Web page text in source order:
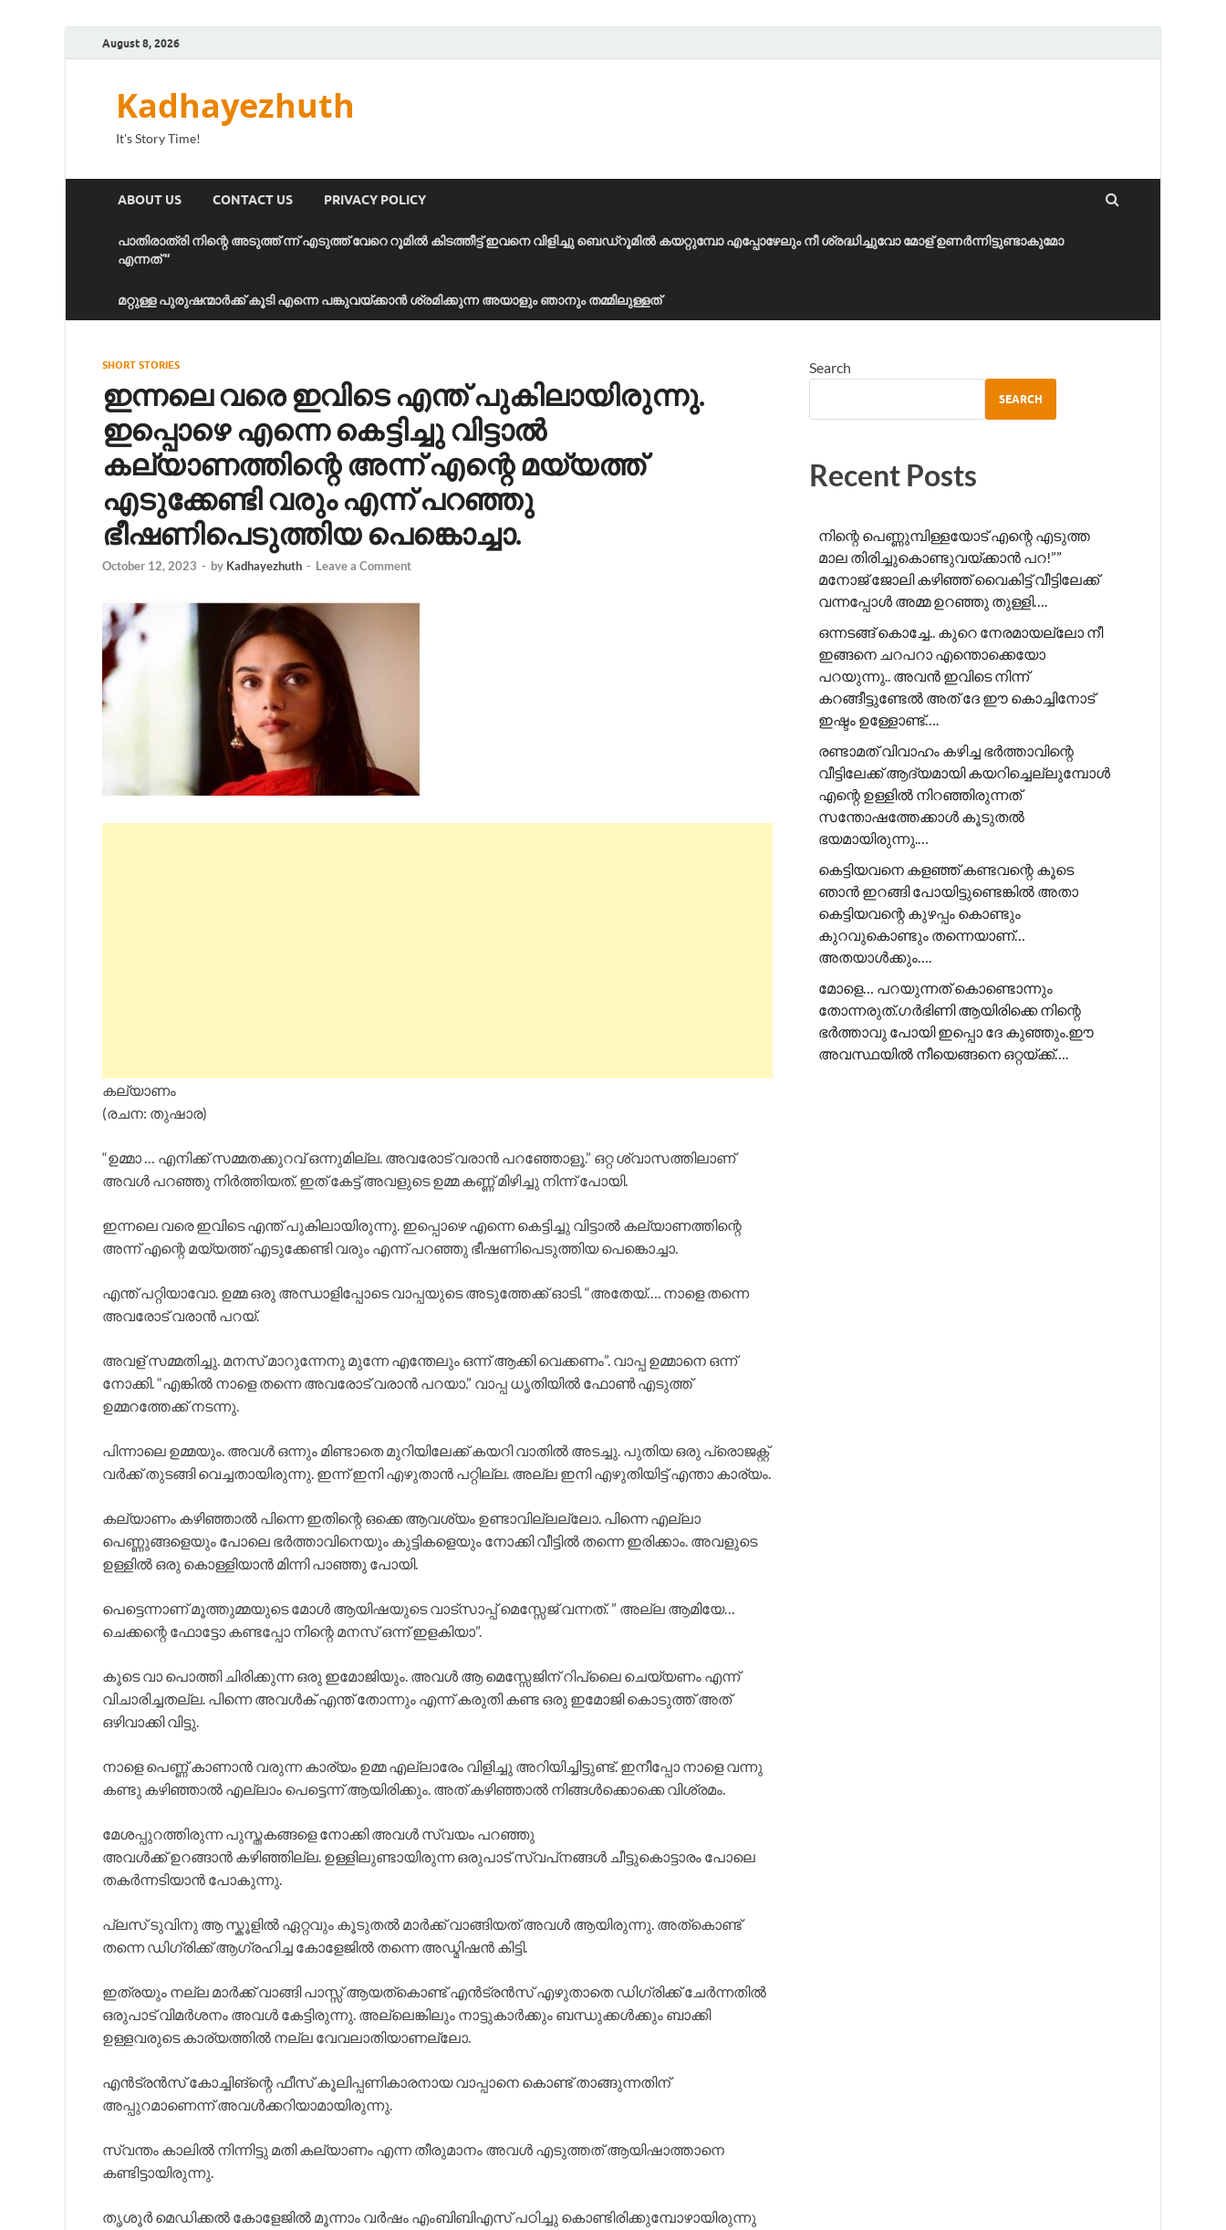
August 8, 2026
Kadhayezhuth
It's Story Time!
ABOUT US CONTACT US PRIVACY POLICY
പാതിരാത്രി നിന്റെ അടുത്ത് ന്ന് എടുത്ത് വേറെ റൂമിൽ കിടത്തീട്ട് ഇവനെ വിളിച്ചു ബെഡ്‌റൂമിൽ കയറ്റുമ്പോ എപ്പോഴേലും നീ ശ്രദ്ധിച്ചുവോ മോള് ഉണർന്നിട്ടുണ്ടാകുമോ
എന്നത് “
മറ്റുള്ള പുരുഷന്മാർക്ക് കൂടി എന്നെ പങ്കുവയ്ക്കാൻ ശ്രമിക്കുന്ന അയാളും ഞാനും തമ്മിലുള്ളത്
SHORT STORIES
ഇന്നലെ വരെ ഇവിടെ എന്ത് പുകിലായിരുന്നു.
ഇപ്പൊഴെ എന്നെ കെട്ടിച്ചു വിട്ടാൽ
കല്യാണത്തിന്റെ അന്ന് എന്റെ മയ്യത്ത്
എടുക്കേണ്ടി വരും എന്ന് പറഞ്ഞു
ഭീഷണിപെടുത്തിയ പെങ്കൊച്ചാ.
October 12, 2023 - by Kadhayezhuth - Leave a Comment
കല്യാണം
(രചന: തുഷാര)
“ഉമ്മാ … എനിക്ക് സമ്മതക്കുറവ് ഒന്നുമില്ല. അവരോട് വരാൻ പറഞ്ഞോളൂ.” ഒറ്റ ശ്വാസത്തിലാണ്
അവൾ പറഞ്ഞു നിർത്തിയത്. ഇത് കേട്ട് അവളുടെ ഉമ്മ കണ്ണ് മിഴിച്ചു നിന്ന് പോയി.
ഇന്നലെ വരെ ഇവിടെ എന്ത് പുകിലായിരുന്നു. ഇപ്പൊഴെ എന്നെ കെട്ടിച്ചു വിട്ടാൽ കല്യാണത്തിന്റെ
അന്ന് എന്റെ മയ്യത്ത് എടുക്കേണ്ടി വരും എന്ന് പറഞ്ഞു ഭീഷണിപെടുത്തിയ പെങ്കൊച്ചാ.
എന്ത് പറ്റിയാവോ. ഉമ്മ ഒരു അന്ധാളിപ്പോടെ വാപ്പയുടെ അടുത്തേക്ക് ഓടി. “അതേയ്…. നാളെ തന്നെ
അവരോട് വരാൻ പറയ്.
അവള് സമ്മതിച്ചു. മനസ് മാറുന്നേനു മുന്നേ എന്തേലും ഒന്ന് ആക്കി വെക്കണം”. വാപ്പ ഉമ്മാനെ ഒന്ന്
നോക്കി. “എങ്കിൽ നാളെ തന്നെ അവരോട് വരാൻ പറയാ.” വാപ്പ ധൃതിയിൽ ഫോൺ എടുത്ത്
ഉമ്മറത്തേക്ക് നടന്നു.
പിന്നാലെ ഉമ്മയും. അവൾ ഒന്നും മിണ്ടാതെ മുറിയിലേക്ക് കയറി വാതിൽ അടച്ചു. പുതിയ ഒരു പ്രൊജക്റ്റ്‌
വർക്ക്‌ തുടങ്ങി വെച്ചതായിരുന്നു. ഇന്ന് ഇനി എഴുതാൻ പറ്റില്ല. അല്ല ഇനി എഴുതിയിട്ട് എന്താ കാര്യം.
കല്യാണം കഴിഞ്ഞാൽ പിന്നെ ഇതിന്റെ ഒക്കെ ആവശ്യം ഉണ്ടാവില്ലല്ലോ. പിന്നെ എല്ലാ
പെണ്ണുങ്ങളെയും പോലെ ഭർത്താവിനെയും കുട്ടികളെയും നോക്കി വീട്ടിൽ തന്നെ ഇരിക്കാം. അവളുടെ
ഉള്ളിൽ ഒരു കൊള്ളിയാൻ മിന്നി പാഞ്ഞു പോയി.
പെട്ടെന്നാണ് മൂത്തുമ്മയുടെ മോൾ ആയിഷയുടെ വാട്സാപ്പ് മെസ്സേജ് വന്നത്. ” അല്ല ആമിയേ…
ചെക്കന്റെ ഫോട്ടോ കണ്ടപ്പോ നിന്റെ മനസ് ഒന്ന് ഇളകിയാ”.
കൂടെ വാ പൊത്തി ചിരിക്കുന്ന ഒരു ഇമോജിയും. അവൾ ആ മെസ്സേജിന് റിപ്ലൈ ചെയ്യണം എന്ന്
വിചാരിച്ചതല്ല. പിന്നെ അവൾക് എന്ത് തോന്നും എന്ന് കരുതി കണ്ട ഒരു ഇമോജി കൊടുത്ത് അത്
ഒഴിവാക്കി വിട്ടു.
നാളെ പെണ്ണ് കാണാൻ വരുന്ന കാര്യം ഉമ്മ എല്ലാരേം വിളിച്ചു അറിയിച്ചിട്ടുണ്ട്. ഇനീപ്പോ നാളെ വന്നു
കണ്ടു കഴിഞ്ഞാൽ എല്ലാം പെട്ടെന്ന് ആയിരിക്കും. അത് കഴിഞ്ഞാൽ നിങ്ങൾക്കൊക്കെ വിശ്രമം.
മേശപ്പുറത്തിരുന്ന പുസ്തകങ്ങളെ നോക്കി അവൾ സ്വയം പറഞ്ഞു
അവൾക്ക് ഉറങ്ങാൻ കഴിഞ്ഞില്ല. ഉള്ളിലുണ്ടായിരുന്ന ഒരുപാട് സ്വപ്‌നങ്ങൾ ചീട്ടുകൊട്ടാരം പോലെ
തകർന്നടിയാൻ പോകുന്നു.
പ്ലസ് ടുവിനു ആ സ്കൂളിൽ ഏറ്റവും കൂടുതൽ മാർക്ക് വാങ്ങിയത് അവൾ ആയിരുന്നു. അത്കൊണ്ട്
തന്നെ ഡിഗ്രിക്ക് ആഗ്രഹിച്ച കോളേജിൽ തന്നെ അഡ്മിഷൻ കിട്ടി.
ഇത്രയും നല്ല മാർക്ക്‌ വാങ്ങി പാസ്സ് ആയത്കൊണ്ട് എൻട്രൻസ് എഴുതാതെ ഡിഗ്രിക്ക് ചേർന്നതിൽ
ഒരുപാട് വിമർശനം അവൾ കേട്ടിരുന്നു. അല്ലെങ്കിലും നാട്ടുകാർക്കും ബന്ധുക്കൾക്കും ബാക്കി
ഉള്ളവരുടെ കാര്യത്തിൽ നല്ല വേവലാതിയാണല്ലോ.
എൻട്രൻസ് കോച്ചിങ്ന്റെ ഫീസ് കൂലിപ്പണികാരനായ വാപ്പാനെ കൊണ്ട് താങ്ങുന്നതിന്
അപ്പുറമാണെന്ന് അവൾക്കറിയാമായിരുന്നു.
സ്വന്തം കാലിൽ നിന്നിട്ടു മതി കല്യാണം എന്ന തീരുമാനം അവൾ എടുത്തത് ആയിഷാത്താനെ
കണ്ടിട്ടായിരുന്നു.
തൃശൂർ മെഡിക്കൽ കോളേജിൽ മൂന്നാം വർഷം എംബിബിഎസ് പഠിച്ചു കൊണ്ടിരിക്കുമ്പോഴായിരുന്നു
Search
SEARCH
Recent Posts
നിന്റെ പെണ്ണുമ്പിള്ളയോട് എന്റെ എടുത്ത
മാല തിരിച്ചുകൊണ്ടുവയ്ക്കാൻ പറ!”” ​
മനോജ് ജോലി കഴിഞ്ഞ് വൈകിട്ട് വീട്ടിലേക്ക്
വന്നപ്പോൾ അമ്മ ഉറഞ്ഞു തുള്ളി….
ഒന്നടങ്ങ് കൊച്ചേ.. കുറെ നേരമായല്ലോ നീ
ഇങ്ങനെ ചറപറാ എന്തൊക്കെയോ
പറയുന്നു.. അവൻ ഇവിടെ നിന്ന്
കറങ്ങീട്ടുണ്ടേൽ അത് ദേ ഈ കൊച്ചിനോട്
ഇഷ്ടം ഉള്ളോണ്ട്….
രണ്ടാമത് വിവാഹം കഴിച്ച ഭർത്താവിന്റെ
വീട്ടിലേക്ക് ആദ്യമായി കയറിച്ചെല്ലുമ്പോൾ
എന്റെ ഉള്ളിൽ നിറഞ്ഞിരുന്നത്
സന്തോഷത്തേക്കാൾ കൂടുതൽ
ഭയമായിരുന്നു.…
കെട്ടിയവനെ കളഞ്ഞ് കണ്ടവന്റെ കൂടെ
ഞാൻ ഇറങ്ങി പോയിട്ടുണ്ടെങ്കിൽ അതാ
കെട്ടിയവന്റെ കുഴപ്പം കൊണ്ടും
കുറവുകൊണ്ടും തന്നെയാണ്…
അതയാൾക്കും….
മോളെ… പറയുന്നത് കൊണ്ടൊന്നും
തോന്നരുത്.ഗർഭിണി ആയിരിക്കെ നിന്റെ
ഭർത്താവു പോയി ഇപ്പൊ ദേ കുഞ്ഞും.ഈ
അവസ്ഥയിൽ നീയെങ്ങനെ ഒറ്റയ്ക്ക്….